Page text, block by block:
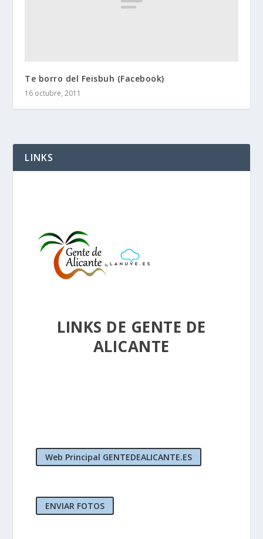
Te borro del Feisbuh (Facebook)
16 octubre, 2011
LINKS
LINKS DE GENTE DE
ALICANTE
Web Principal GENTEDEALICANTE.ES
ENVIAR FOTOS